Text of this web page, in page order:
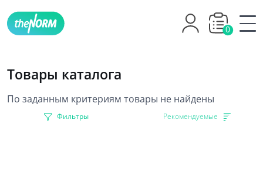
0
Товары каталога
По заданным критериям товары не найдены
Фильтры Рекомендуемые